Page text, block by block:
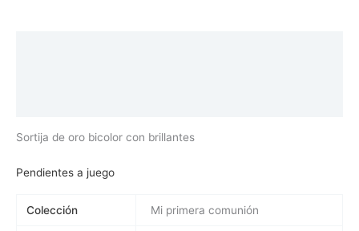
Sortija de oro bicolor con brillantes
Pendientes a juego
Colección Mi primera comunión